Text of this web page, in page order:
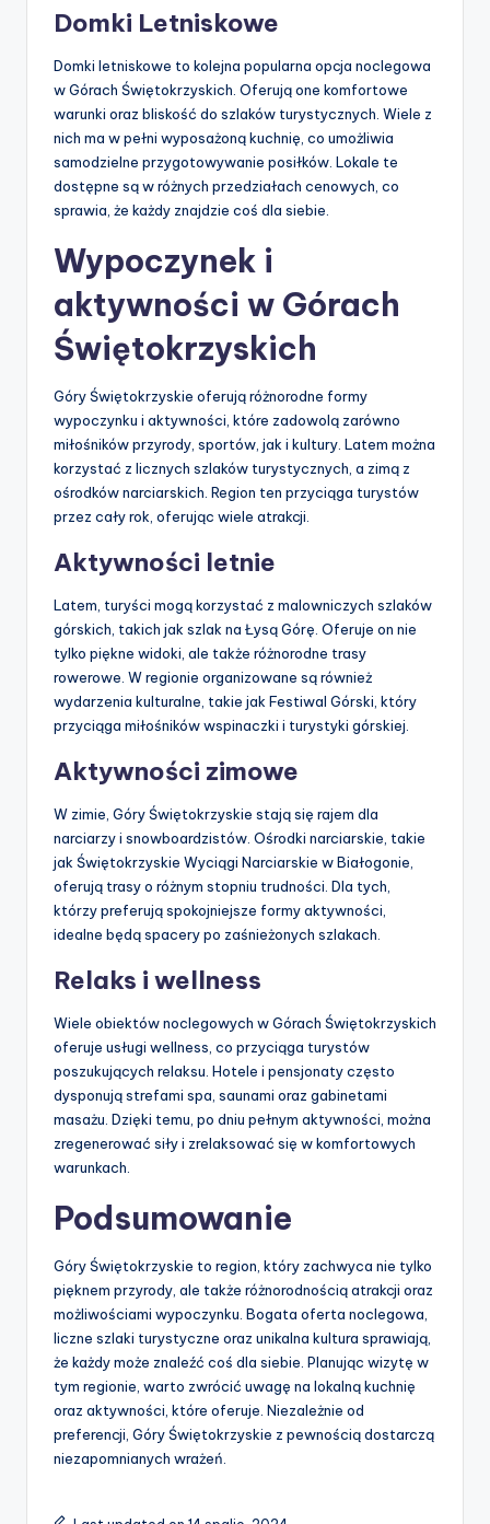
Domki Letniskowe
Domki letniskowe to kolejna popularna opcja noclegowa
w Górach Świętokrzyskich. Oferują one komfortowe
warunki oraz bliskość do szlaków turystycznych. Wiele z
nich ma w pełni wyposażoną kuchnię, co umożliwia
samodzielne przygotowywanie posiłków. Lokale te
dostępne są w różnych przedziałach cenowych, co
sprawia, że każdy znajdzie coś dla siebie.
Wypoczynek i
aktywności w Górach
Świętokrzyskich
Góry Świętokrzyskie oferują różnorodne formy
wypoczynku i aktywności, które zadowolą zarówno
miłośników przyrody, sportów, jak i kultury. Latem można
korzystać z licznych szlaków turystycznych, a zimą z
ośrodków narciarskich. Region ten przyciąga turystów
przez cały rok, oferując wiele atrakcji.
Aktywności letnie
Latem, turyści mogą korzystać z malowniczych szlaków
górskich, takich jak szlak na Łysą Górę. Oferuje on nie
tylko piękne widoki, ale także różnorodne trasy
rowerowe. W regionie organizowane są również
wydarzenia kulturalne, takie jak Festiwal Górski, który
przyciąga miłośników wspinaczki i turystyki górskiej.
Aktywności zimowe
W zimie, Góry Świętokrzyskie stają się rajem dla
narciarzy i snowboardzistów. Ośrodki narciarskie, takie
jak Świętokrzyskie Wyciągi Narciarskie w Białogonie,
oferują trasy o różnym stopniu trudności. Dla tych,
którzy preferują spokojniejsze formy aktywności,
idealne będą spacery po zaśnieżonych szlakach.
Relaks i wellness
Wiele obiektów noclegowych w Górach Świętokrzyskich
oferuje usługi wellness, co przyciąga turystów
poszukujących relaksu. Hotele i pensjonaty często
dysponują strefami spa, saunami oraz gabinetami
masażu. Dzięki temu, po dniu pełnym aktywności, można
zregenerować siły i zrelaksować się w komfortowych
warunkach.
Podsumowanie
Góry Świętokrzyskie to region, który zachwyca nie tylko
pięknem przyrody, ale także różnorodnością atrakcji oraz
możliwościami wypoczynku. Bogata oferta noclegowa,
liczne szlaki turystyczne oraz unikalna kultura sprawiają,
że każdy może znaleźć coś dla siebie. Planując wizytę w
tym regionie, warto zwrócić uwagę na lokalną kuchnię
oraz aktywności, które oferuje. Niezależnie od
preferencji, Góry Świętokrzyskie z pewnością dostarczą
niezapomnianych wrażeń.